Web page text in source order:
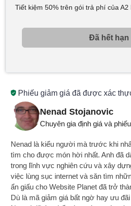
Phiếu giảm giá đã được xác
Nenad Stojanovic
Chuyên gia định giá và
Nenad là kiểu người mà trước khi
tìm cho được món hời nhất. Anh đã
trong lĩnh vực nghiên cứu và xây
việc lùng sục internet và săn tìm
ẩn giấu cho Website Planet đã trở
Dù là mã giảm giá bất ngờ hay ưu
Tiết kiệm 50% trên gói trả phí của A2
Đã hết hạn